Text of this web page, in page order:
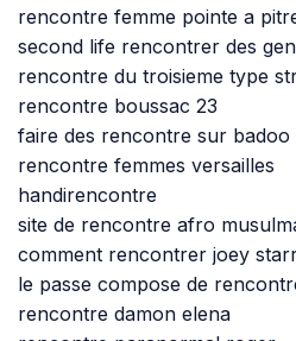
rencontre femme pointe a
second life rencontrer des
rencontre du troisieme type
rencontre boussac 23
faire des rencontre sur badoo
rencontre femmes versailles
handirencontre
site de rencontre afro
comment rencontrer joey
le passe compose de
rencontre damon elena